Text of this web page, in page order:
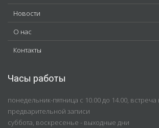
Новости
О нас
Контакты
Часы работы
понедельник-пятница с 10.00 до 14.00,
предварительной записи
суббота, воскресенье - выходные дни